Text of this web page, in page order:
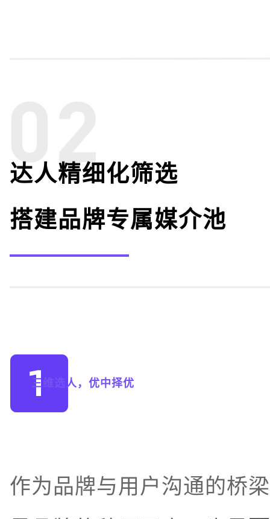
达人精细化筛选
搭建品牌专属媒介池
三维选人，优中择优
作为品牌与用户沟通的桥